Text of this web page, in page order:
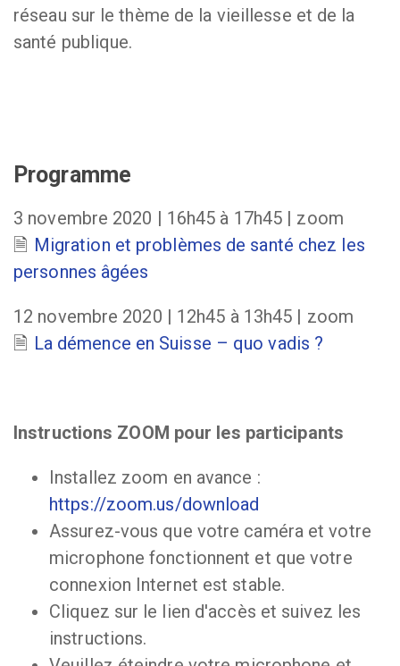
réseau sur le thème de la vieillesse et de la
santé publique.
Programme
3 novembre 2020 | 16h45 à 17h45 | zoom
Migration et problèmes de santé chez les
personnes âgées
12 novembre 2020 | 12h45 à 13h45 | zoom
La démence en Suisse – quo vadis ?
Instructions ZOOM pour les participants
Installez zoom en avance :
https://zoom.us/download
Assurez-vous que votre caméra et votre
microphone fonctionnent et que votre
connexion Internet est stable.
Cliquez sur le lien d'accès et suivez les
instructions.